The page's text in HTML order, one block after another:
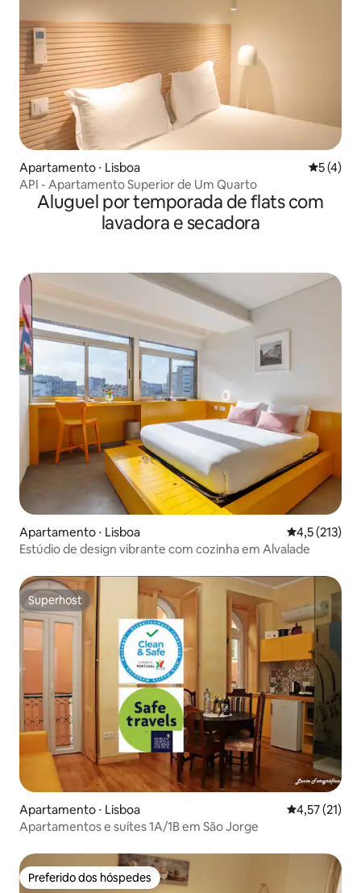
Apartamento ⋅ Lisboa 5 de
5 (4)
API - Apartamento Superior de Um Quarto
Aluguel por temporada de flats com
lavadora e secadora
Apartamento ⋅ Lisboa 4,5 de uma
4,5 (213)
Estúdio de design vibrante com cozinha em Alvalade
Superhost
Superhost
Apartamento ⋅ Lisboa 4,57 de uma
4,57 (21)
Apartamentos e suítes 1A/1B em São Jorge
Preferido dos hóspedes
Preferido dos hóspedes